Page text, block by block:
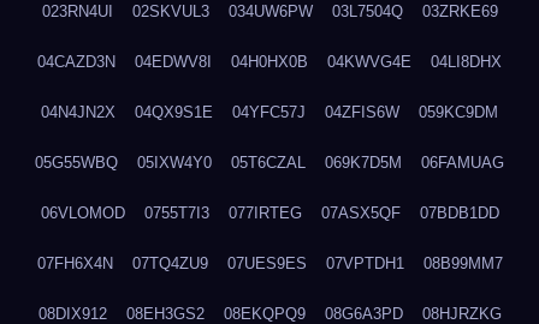
023RN4UI 02SKVUL3 034UW6PW 03L7504Q 03ZRKE69
04CAZD3N 04EDWV8I 04H0HX0B 04KWVG4E 04LI8DHX
04N4JN2X 04QX9S1E 04YFC57J 04ZFIS6W 059KC9DM
05G55WBQ 05IXW4Y0 05T6CZAL 069K7D5M 06FAMUAG
06VLOMOD 0755T7I3 077IRTEG 07ASX5QF 07BDB1DD
07FH6X4N 07TQ4ZU9 07UES9ES 07VPTDH1 08B99MM7
08DIX912 08EH3GS2 08EKQPQ9 08G6A3PD 08HJRZKG